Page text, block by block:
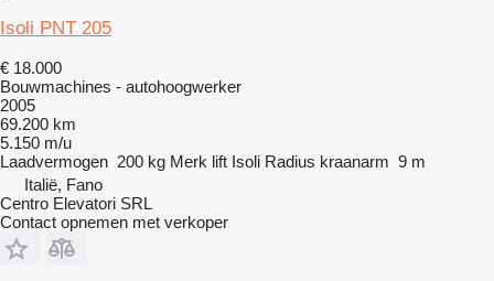
Isoli PNT 205
€ 18.000
Bouwmachines - autohoogwerker
2005
69.200 km
5.150 m/u
Laadvermogen 200 kg Merk lift Isoli Radius kraanarm 9 m
Italië, Fano
Centro Elevatori SRL
Contact opnemen met verkoper